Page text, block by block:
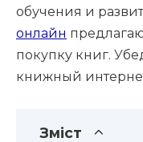
обучения и
онлайн
покупку книг.
книжный
Зміст